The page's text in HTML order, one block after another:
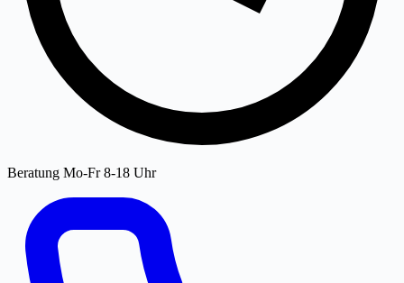
Beratung Mo-Fr 8-18 Uhr